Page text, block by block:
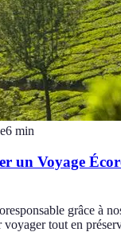
6 min
un Voyage
grâce à
voyager tout en